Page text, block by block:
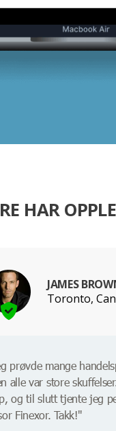
HAR
JAMES
Toronto,
prøvde mange
alle var store
og til slutt tjente jeg
Finexor. Takk!"